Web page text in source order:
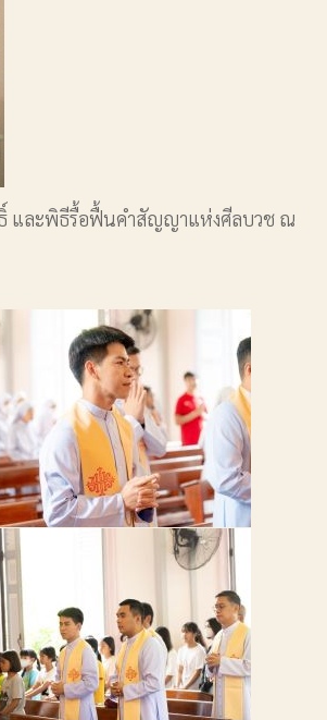
และพิธีรื้อฟื้นคำสัญญาแห่งศีลบวช ณ